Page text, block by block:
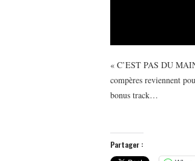
« C’EST PAS DU
compères reviennent
bonus track…
Partager :